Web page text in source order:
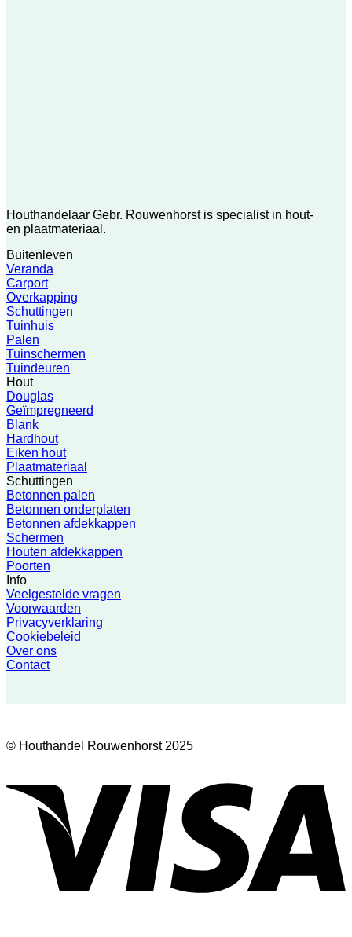
Houthandelaar Gebr. Rouwenhorst is specialist in hout-
en plaatmateriaal.
Buitenleven
Veranda
Carport
Overkapping
Schuttingen
Tuinhuis
Palen
Tuinschermen
Tuindeuren
Hout
Douglas
Geïmpregneerd
Blank
Hardhout
Eiken hout
Plaatmateriaal
Schuttingen
Betonnen palen
Betonnen onderplaten
Betonnen afdekkappen
Schermen
Houten afdekkappen
Poorten
Info
Veelgestelde vragen
Voorwaarden
Privacyverklaring
Cookiebeleid
Over ons
Contact
© Houthandel Rouwenhorst 2025